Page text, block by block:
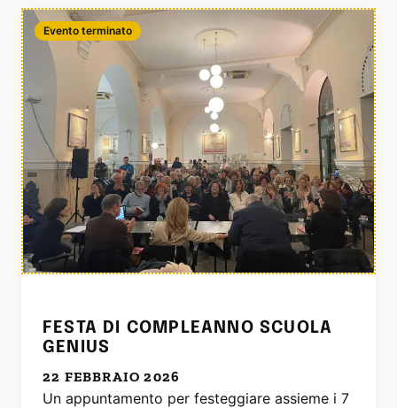
FESTA DI COMPLEANNO SCUOLA
GENIUS
22 FEBBRAIO 2026
Un appuntamento per festeggiare assieme i 7
Evento terminato